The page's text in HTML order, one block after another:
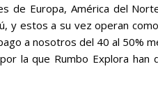
de Europa, América del
y estos a su vez operan
a nosotros del 40 al 50%
la que Rumbo Explora